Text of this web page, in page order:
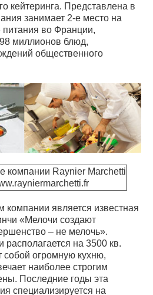
кейтеринга. Представлена в
занимает 2-е место на
питания во Франции,
миллионов блюд,
общественного
компании Raynier Marchetti
компании является известная
«Мелочи создают
– не мелочь».
на 3500 кв.
собой огромную кухню,
наиболее строгим
Последние годы эта
специализируется на